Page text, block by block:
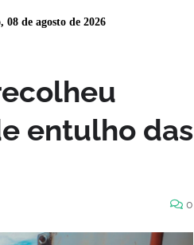
08 de agosto de 2026
entulho das
0